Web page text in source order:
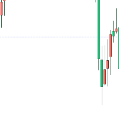
中国だけが鉄鋼輸出を異常
韓国製造業「半導体絶好調
【米韓激突案件】韓国消費
韓国で猛暑。南東部では干ば
韓国型イージス搭載の次世
【対日本円】ウォン安が急